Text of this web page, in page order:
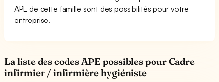
APE de cette famille sont des possibilités pour votre
entreprise.
La liste des codes APE possibles pour Cadre
infirmier / infirmière hygiéniste